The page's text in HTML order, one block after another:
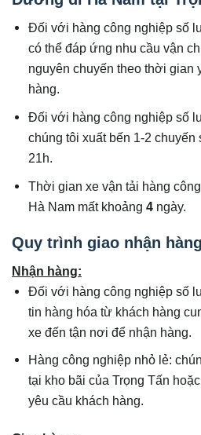
Đối với hàng công nghiệp số
có thể đáp ứng nhu cầu vận
nguyên chuyến theo thời gian
hàng.
Đối với hàng công nghiệp số
chúng tôi xuất bến 1-2 chuyến
21h.
Thời gian xe vận tải hàng
Hà Nam mất khoảng4 ngày.
Quy trình giao nhận
Nhận hàng:
Đối với hàng công nghiệp số
tin hàng hóa từ khách hàng
xe đến tận nơi để nhận hàng.
Hàng công nghiệp nhỏ lẻ:
tại kho bãi của Trọng Tấn
yêu cầu khách hàng.